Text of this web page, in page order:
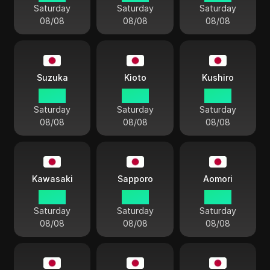
Saturday
08/08
Saturday
08/08
Saturday
08/08
Suzuka
Saturday
08/08
Kioto
Saturday
08/08
Kushiro
Saturday
08/08
Kawasaki
Saturday
08/08
Sapporo
Saturday
08/08
Aomori
Saturday
08/08